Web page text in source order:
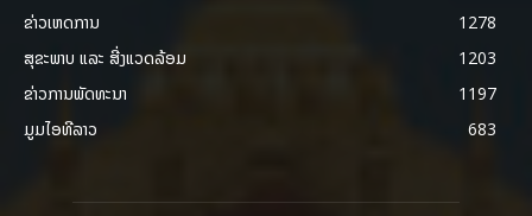
ຂ່າວເຫດການ
1278
ສຸຂະພາບ ແລະ ສີ່ງແວດລ້ອມ
1203
ຂ່າວການພັດທະນາ
1197
ມູມໄອທີລາວ
683